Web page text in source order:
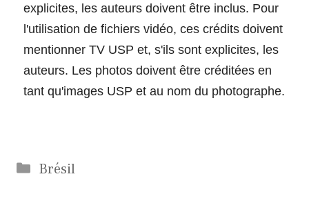
explicites, les auteurs doivent être inclus. Pour
l'utilisation de fichiers vidéo, ces crédits doivent
mentionner TV USP et, s'ils sont explicites, les
auteurs. Les photos doivent être créditées en
tant qu'images USP et au nom du photographe.
Catégories
Brésil